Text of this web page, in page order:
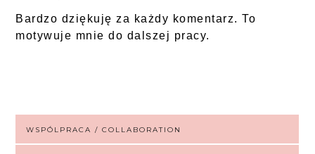
Bardzo dziękuję za każdy komentarz. To
motywuje mnie do dalszej pracy.
WSPÓLPRACA / COLLABORATION